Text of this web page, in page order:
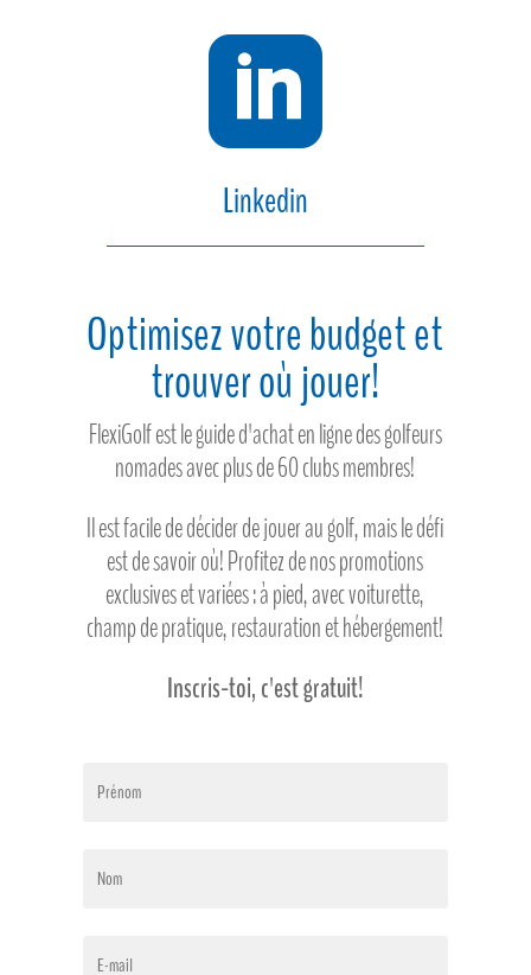

Linkedin
Optimisez votre budget et
trouver où jouer!
FlexiGolf est le guide d'achat en ligne des golfeurs
nomades avec plus de 60 clubs membres!
Il est facile de décider de jouer au golf, mais le défi
est de savoir où! Profitez de nos promotions
exclusives et variées : à pied, avec voiturette,
champ de pratique, restauration et hébergement!
Inscris-toi, c'est gratuit!